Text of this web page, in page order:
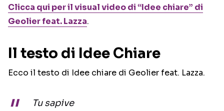
Clicca qui per il visual video di “Idee chiare” di
Geolier feat. Lazza.
Il testo di Idee Chiare
Ecco il testo di Idee chiare di Geolier feat. Lazza.
Tu sapive